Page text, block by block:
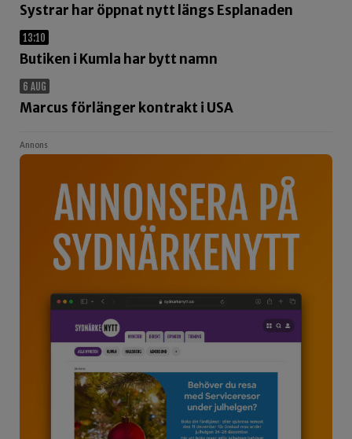
Systrar har öppnat nytt längs Esplanaden
13:10
Butiken i Kumla har bytt namn
6 AUG
Marcus förlänger kontrakt i USA
Annons